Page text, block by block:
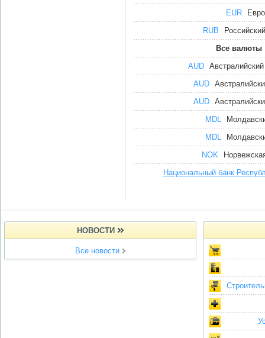
EUR
Евро
RUB
Все валюты
AUD
AUD
AUD
MDL
MDL
NOK
Национальный банк
НОВОСТИ
Все новости